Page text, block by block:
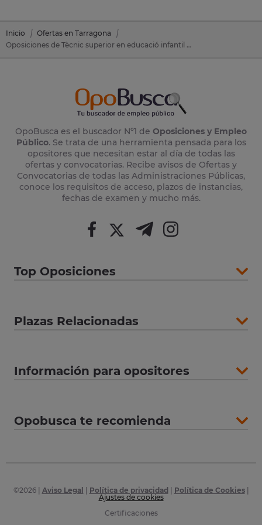
Inicio
Ofertas en Tarragona
Oposiciones de Tècnic superior en educació infantil en Roda De Bara (Tarragona)
OpoBusca es el buscador Nº1 de Oposiciones y Empleo
Público. Se trata de una herramienta pensada para los
opositores que necesitan estar al día de todas las
ofertas y convocatorias. Recibe avisos de Ofertas y
Convocatorias de todas las Administraciones Públicas,
conoce los requisitos de acceso, plazos de instancias,
fechas de examen y mucho más.
Top Oposiciones
Plazas Relacionadas
Información para opositores
Opobusca te recomienda
©2026| Aviso Legal Política de privacidad Política de Cookies|
Ajustes de cookies
Certificaciones